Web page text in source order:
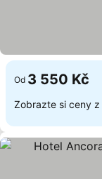
Od 3 550 Kč
Zobrazte si ceny z